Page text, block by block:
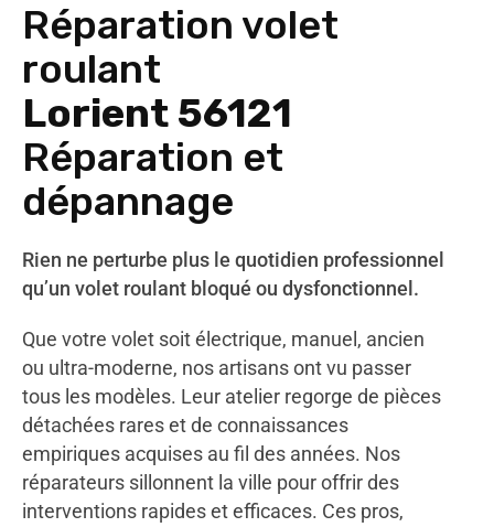
Réparation volet
roulant
Lorient 56121
Réparation et
dépannage
Rien ne perturbe plus le quotidien professionnel
qu’un volet roulant bloqué ou dysfonctionnel.
Que votre volet soit électrique, manuel, ancien
ou ultra-moderne, nos artisans ont vu passer
tous les modèles. Leur atelier regorge de pièces
détachées rares et de connaissances
empiriques acquises au fil des années. Nos
réparateurs sillonnent la ville pour offrir des
interventions rapides et efficaces. Ces pros,